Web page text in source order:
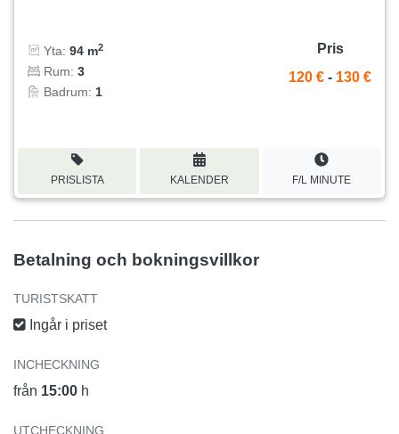
Yta: 94 m2
Rum: 3
Badrum: 1
Pris
120 € - 130 €
PRISLISTA KALENDER F/L MINUTE
Betalning och bokningsvillkor
TURISTSKATT
Ingår i priset
INCHECKNING
från 15:00 h
UTCHECKNING